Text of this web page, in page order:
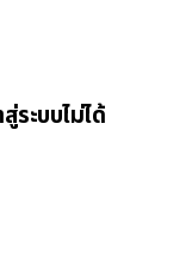
ระบบไม่ได้